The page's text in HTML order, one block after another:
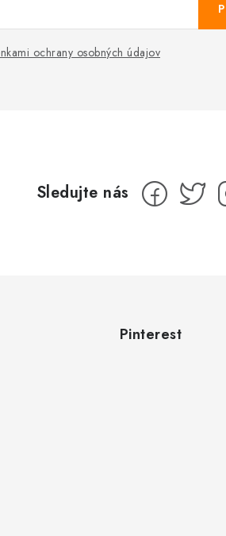
ochrany osobných údajov
Pinterest